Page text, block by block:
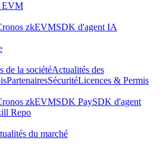
EVM
zkEVMSDK d'agent IA
de la sociétéActualités des
PartenairesSécuritéLicences & Permis
zkEVMSDK PaySDK d'agent
Repo
du marché